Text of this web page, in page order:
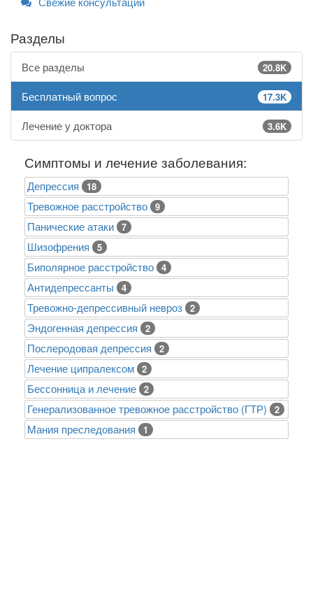
Разделы
Все разделы 20.8K
Бесплатный вопрос 17.3K
Лечение у доктора 3.6K
Симптомы и лечение заболевания:
Депрессия 18
Тревожное расстройство 9
Панические атаки 7
Шизофрения 5
Биполярное расстройство 4
Антидепрессанты 4
Тревожно-депрессивный невроз 2
Эндогенная депрессия 2
Послеродовая депрессия 2
Лечение ципралексом 2
Бессонница и лечение 2
Генерализованное тревожное расстройство (ГТР) 2
Mания преследования 1